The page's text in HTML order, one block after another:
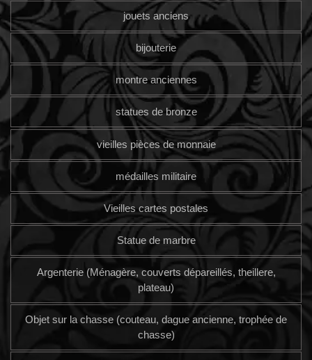
jouets anciens
bijouterie
montre anciennes
statues de bronze
vieilles pièces de monnaie
médailles militaire
Vieilles cartes postales
Statue de marbre
Argenterie (Ménagère, couverts dépareillés, theillere,
plateau)
Objet sur la chasse (couteau, dague ancienne, trophée de
chasse)